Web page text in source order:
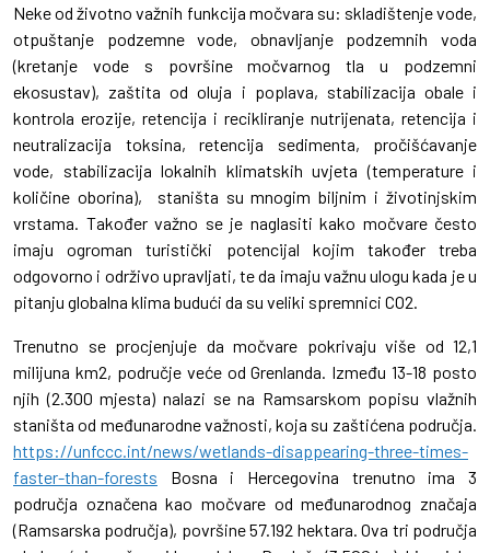
Neke od životno važnih funkcija močvara su: skladištenje vode,
otpuštanje podzemne vode, obnavljanje podzemnih voda
(kretanje vode s površine močvarnog tla u podzemni
ekosustav), zaštita od oluja i poplava, stabilizacija obale i
kontrola erozije, retencija i recikliranje nutrijenata, retencija i
neutralizacija toksina, retencija sedimenta, pročišćavanje
vode, stabilizacija lokalnih klimatskih uvjeta (temperature i
količine oborina), staništa su mnogim biljnim i životinjskim
vrstama. Također važno se je naglasiti kako močvare često
imaju ogroman turistički potencijal kojim također treba
odgovorno i održivo upravljati, te da imaju važnu ulogu kada je u
pitanju globalna klima budući da su veliki spremnici CO2.
Trenutno se procjenjuje da močvare pokrivaju više od 12,1
milijuna km2, područje veće od Grenlanda. Između 13-18 posto
njih (2.300 mjesta) nalazi se na Ramsarskom popisu vlažnih
staništa od međunarodne važnosti, koja su zaštićena područja.
https://unfccc.int/news/wetlands-disappearing-three-times-
faster-than-forests Bosna i Hercegovina trenutno ima 3
područja označena kao močvare od međunarodnog značaja
(Ramsarska područja), površine 57.192 hektara. Ova tri područja